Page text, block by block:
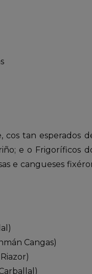
tan esperados
e o Frigoríficos
e cangueses
Cangas)